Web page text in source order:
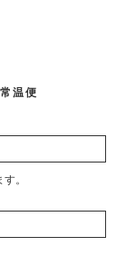
温便
。